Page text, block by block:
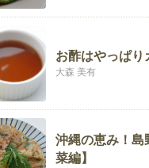
お酢はやっぱ
大森 美有
沖縄の恵み！島
菜編】